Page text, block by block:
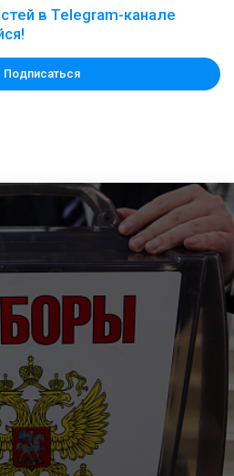
в Telegram-канале
Подписаться